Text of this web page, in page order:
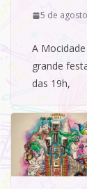
5 de
A
grande
das 19h,